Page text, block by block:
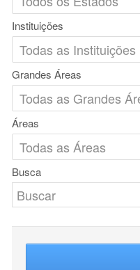
Instituições
Grandes Áreas
Áreas
Busca